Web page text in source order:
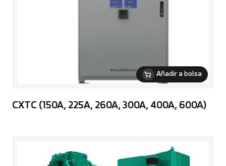
Añadir a bolsa
CXTC (150A, 225A, 260A, 300A, 400A, 600A)